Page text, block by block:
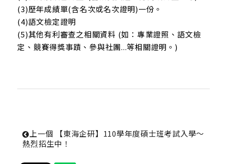
(3)歷年成績單(含名次或名次證明)一份。
(4)語文檢定證明
(5)其他有利審查之相關資料 (如：專業證照、語文檢
定、競賽得獎事蹟、參與社團...等相關證明。)
上一個 【東海企研】110學年度碩士班考試入學～
熱烈招生中！